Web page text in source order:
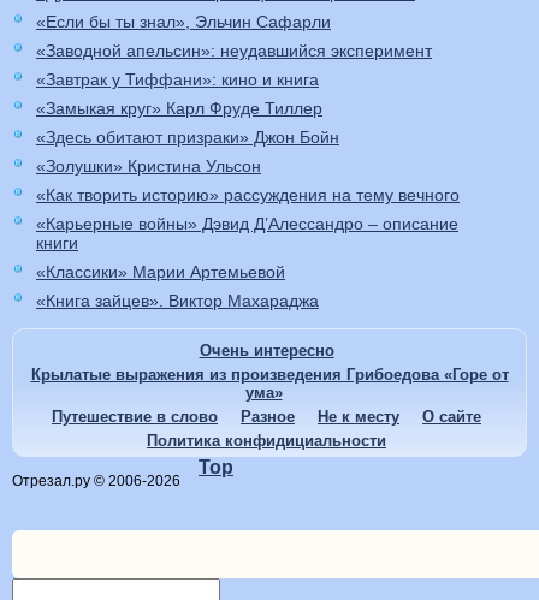
«Если бы ты знал», Эльчин Сафарли
«Заводной апельсин»: неудавшийся эксперимент
«Завтрак у Тиффани»: кино и книга
«Замыкая круг» Карл Фруде Тиллер
«Здесь обитают призраки» Джон Бойн
«Золушки» Кристина Ульсон
«Как творить историю» рассуждения на тему вечного
«Карьерные войны» Дэвид Д’Алессандро – описание
книги
«Классики» Марии Артемьевой
«Книга зайцев». Виктор Махараджа
Очень интересно
Крылатые выражения из произведения Грибоедова «Горе от
ума»
Путешествие в слово
Разное Не к месту
О сайте
Политика конфидициальности
Отрезал.ру © 2006-2026
Top